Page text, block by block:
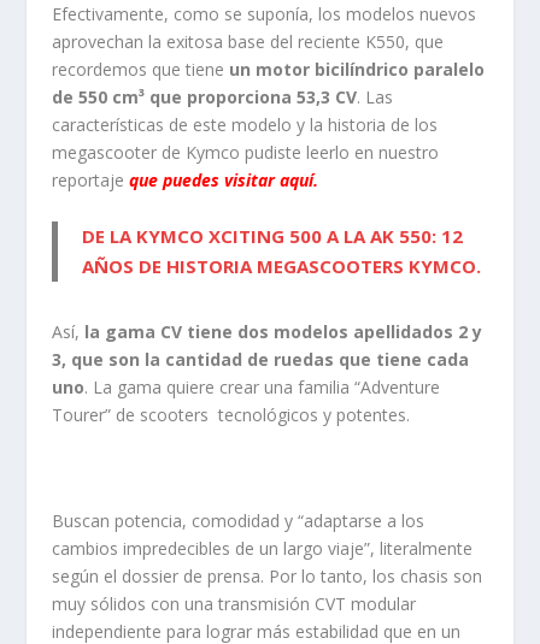
Efectivamente, como se suponía, los modelos nuevos
aprovechan la exitosa base del reciente K550, que
recordemos que tiene un motor bicilíndrico paralelo
de 550 cm³ que proporciona 53,3 CV. Las
características de este modelo y la historia de los
megascooter de Kymco pudiste leerlo en nuestro
reportaje que puedes visitar aquí.
DE LA KYMCO XCITING 500 A LA AK 550: 12
AÑOS DE HISTORIA MEGASCOOTERS KYMCO.
Así, la gama CV tiene dos modelos apellidados 2 y
3, que son la cantidad de ruedas que tiene cada
uno. La gama quiere crear una familia “Adventure
Tourer” de scooters tecnológicos y potentes.
Buscan potencia, comodidad y “adaptarse a los
cambios impredecibles de un largo viaje”, literalmente
según el dossier de prensa. Por lo tanto, los chasis son
muy sólidos con una transmisión CVT modular
independiente para lograr más estabilidad que en un